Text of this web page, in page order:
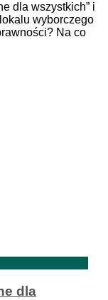
dla wszystkich” i
wyborczego
Na co
dla